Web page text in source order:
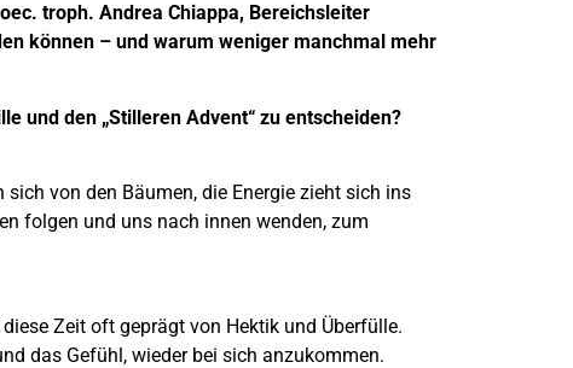
troph. Andrea Chiappa, Bereichsleiter
können – und warum weniger manchmal mehr
und den „Stilleren Advent“ zu entscheiden?
von den Bäumen, die Energie zieht sich ins
folgen und uns nach innen wenden, zum
Zeit oft geprägt von Hektik und Überfülle.
das Gefühl, wieder bei sich anzukommen.